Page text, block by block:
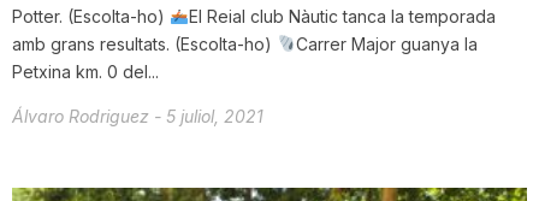
r
Potter. (Escolta-ho)
El Reial club Nàutic tanca la temporada
amb grans resultats. (Escolta-ho)
Carrer Major guanya la
Petxina km. 0 del...
Álvaro Rodriguez - 5 juliol, 2021